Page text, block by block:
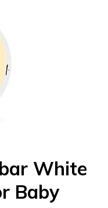
White
Baby